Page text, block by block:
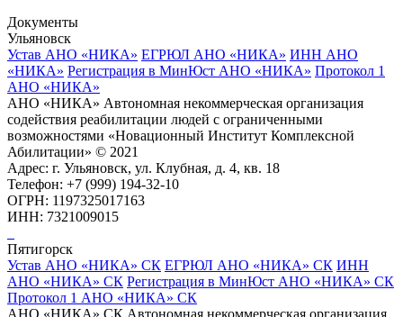
Документы
Ульяновск
Устав АНО «НИКА» ЕГРЮЛ АНО «НИКА» ИНН АНО
«НИКА» Регистрация в МинЮст АНО «НИКА» Протокол 1
АНО «НИКА»
АНО «НИКА» Автономная некоммерческая организация
содействия реабилитации людей с ограниченными
возможностями «Новационный Институт Комплексной
Абилитации» © 2021
Адрес: г. Ульяновск, ул. Клубная, д. 4, кв. 18
Телефон: +7 (999) 194-32-10
ОГРН: 1197325017163
ИНН: 7321009015
Пятигорск
Устав АНО «НИКА» СК ЕГРЮЛ АНО «НИКА» СК ИНН
АНО «НИКА» СК Регистрация в МинЮст АНО «НИКА» СК
Протокол 1 АНО «НИКА» СК
АНО «НИКА» СК Автономная некоммерческая организация